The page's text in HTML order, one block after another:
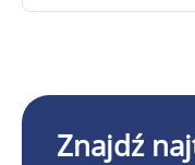
Znajdź